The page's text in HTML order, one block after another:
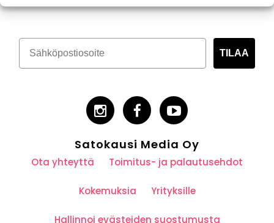
TILAA
Satokausi Media Oy
Ota yhteyttä Toimitus- ja palautusehdot
Kokemuksia Yrityksille
Hallinnoi evästeiden suostumusta